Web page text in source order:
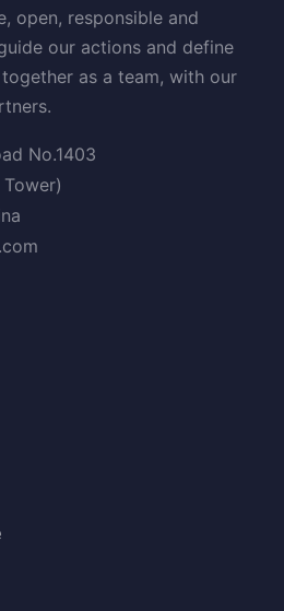
open, responsible and
our actions and define
as a team, with our
No.1403